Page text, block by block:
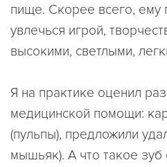
пище. Скорее всего, ему
увлечься игрой,
высокими, светлыми,
Я на практике оценил
медицинской помощи:
(пульпы), предложили
мышьяк). А что такое